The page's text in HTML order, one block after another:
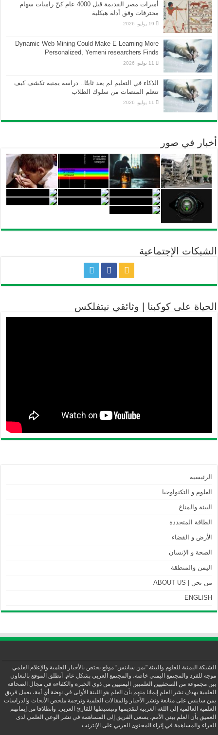
أميرات مصر القديمة قبل 4000 عام كنّ راميات سهام
محترفات وفق أدلة هيكلية
19 يوليو، 2026
Dynamic Web Mining Could Make E-Learning More
Personalized, Yemeni researchers Finds
11 يوليو، 2026
الذكاء في التعليم لم يعد ثابتًا.. دراسة يمنية تكشف كيف
تتعلم المنصات من سلوك الطلاب
11 يوليو، 2026
أخبار في صور
الشبكات الإجتماعية
الحياة على كوكبنا | وثائقي نيتفلكس
الرئيسيه
العلوم و التكنواوجيا
البيئة والمناخ
الطاقة المتجددة
الأرض و الفضاء
الصحة و الإنسان
اليمن والمنطقة
من نحن | ABOUT US
ENGLISH
الشبكة اليمنية للعلوم والبيئة "يمن ساينس” موقع يختص بالأخبار العلمية والإعلام العلمي
موجه للفرد والمجتمع اليمني خاصة، والمجتمع العربي بشكل عام. أنطلق الموقع بالتعاون
بين مجموعة من الصحفيين العلميين اليمنيين من ذوي الخبرة والكفاءة في مجال الصحافة
العلمية بهدف نشر العلم إيمانا منهم بأن العلم هو اللبنة الأولى في نهضة أي أمة، يعمل فريق
يمن ساينس على متابعة ونشر الأخبار والمقالات العلمية وترجمة ملخص الأبحاث والدراسات
العلمية العالمية إلى اللغة العربية لتقديمها وتبسيطها للقارئ العربي. وانطلاقا من إيمانهم
العميق بأن العلم يبني الأمم، يسعى الفريق إلى المساهمة في نشر الوعي العلمي لدى
القراء والمساهمة في إثراء المحتوى العربي على الإنترنت.